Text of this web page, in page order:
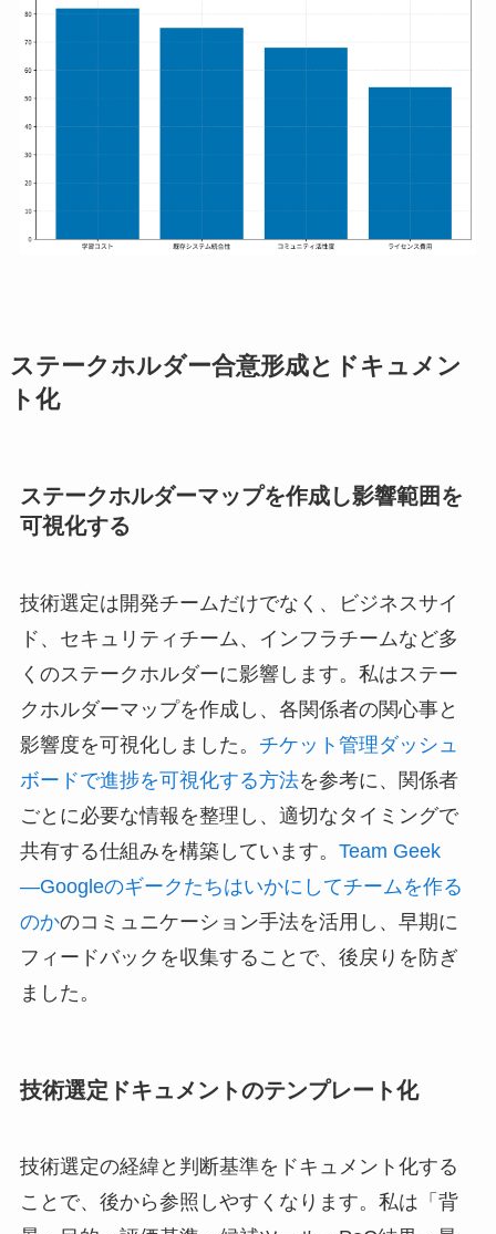
ステークホルダー合意形成とドキュメン
ト化
ステークホルダーマップを作成し影響範囲を
可視化する
技術選定は開発チームだけでなく、ビジネスサイ
ド、セキュリティチーム、インフラチームなど多
くのステークホルダーに影響します。私はステー
クホルダーマップを作成し、各関係者の関心事と
影響度を可視化しました。 チケット管理ダッシュ
ボードで進捗を可視化する方法を参考に、関係者
ごとに必要な情報を整理し、適切なタイミングで
共有する仕組みを構築しています。 Team Geek
―Googleのギークたちはいかにしてチームを作る
のかのコミュニケーション手法を活用し、早期に
フィードバックを収集することで、後戻りを防ぎ
ました。
技術選定ドキュメントのテンプレート化
技術選定の経緯と判断基準をドキュメント化する
ことで、後から参照しやすくなります。私は「背